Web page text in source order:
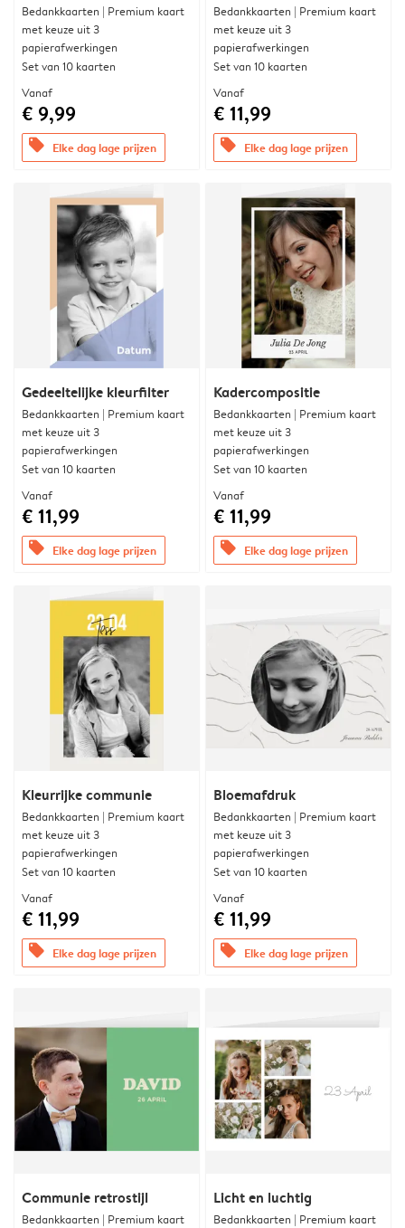
Bedankkaarten | Premium kaart
met keuze uit 3
papierafwerkingen
Set van 10 kaarten
Vanaf
€ 9,99
offers Elke dag lage prijzen
Bedankkaarten | Premium kaart
met keuze uit 3
papierafwerkingen
Set van 10 kaarten
Vanaf
€ 11,99
offers Elke dag lage prijzen
Gedeeltelijke kleurfilter
Bedankkaarten | Premium kaart
met keuze uit 3
papierafwerkingen
Set van 10 kaarten
Vanaf
€ 11,99
offers Elke dag lage prijzen
Kadercompositie
Bedankkaarten | Premium kaart
met keuze uit 3
papierafwerkingen
Set van 10 kaarten
Vanaf
€ 11,99
offers Elke dag lage prijzen
Kleurrijke communie
Bedankkaarten | Premium kaart
met keuze uit 3
papierafwerkingen
Set van 10 kaarten
Vanaf
€ 11,99
offers Elke dag lage prijzen
Bloemafdruk
Bedankkaarten | Premium kaart
met keuze uit 3
papierafwerkingen
Set van 10 kaarten
Vanaf
€ 11,99
offers Elke dag lage prijzen
Communie retrostijl
Bedankkaarten | Premium kaart
Licht en luchtig
Bedankkaarten | Premium kaart